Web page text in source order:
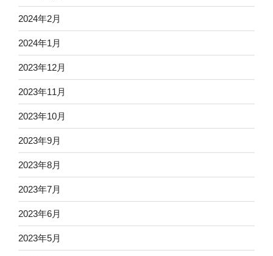
2024年2月
2024年1月
2023年12月
2023年11月
2023年10月
2023年9月
2023年8月
2023年7月
2023年6月
2023年5月